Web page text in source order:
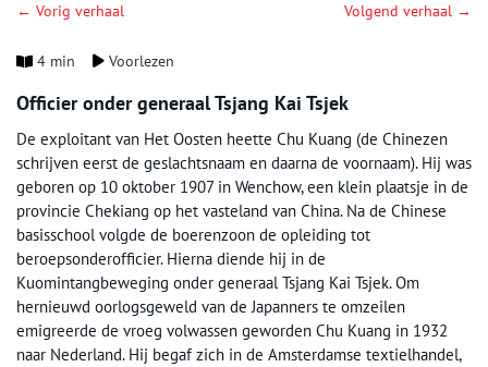
← Vorig verhaal Volgend verhaal →
4 min Voorlezen
Officier onder generaal Tsjang Kai Tsjek
De exploitant van Het Oosten heette Chu Kuang (de Chinezen
schrijven eerst de geslachtsnaam en daarna de voornaam). Hij was
geboren op 10 oktober 1907 in Wenchow, een klein plaatsje in de
provincie Chekiang op het vasteland van China. Na de Chinese
basisschool volgde de boerenzoon de opleiding tot
beroepsonderofficier. Hierna diende hij in de
Kuomintangbeweging onder generaal Tsjang Kai Tsjek. Om
hernieuwd oorlogsgeweld van de Japanners te omzeilen
emigreerde de vroeg volwassen geworden Chu Kuang in 1932
naar Nederland. Hij begaf zich in de Amsterdamse textielhandel,